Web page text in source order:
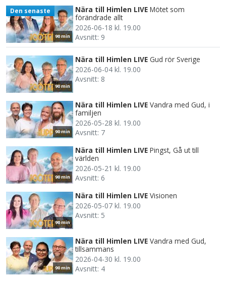
90 min
Den senaste Nära till Himlen LIVE Mötet som
förändrade allt
2026-06-18 kl. 19.00
Avsnitt: 9
90 min
Nära till Himlen LIVE Gud rör Sverige
2026-06-04 kl. 19.00
Avsnitt: 8
90 min
Nära till Himlen LIVE Vandra med Gud, i
familjen
2026-05-28 kl. 19.00
Avsnitt: 7
90 min
Nära till Himlen LIVE Pingst, Gå ut till
världen
2026-05-21 kl. 19.00
Avsnitt: 6
90 min
Nära till Himlen LIVE Visionen
2026-05-07 kl. 19.00
Avsnitt: 5
90 min
Nära till Himlen LIVE Vandra med Gud,
tillsammans
2026-04-30 kl. 19.00
Avsnitt: 4